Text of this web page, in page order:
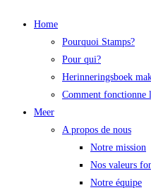
Home
Pourquoi Stamps?
Pour qui?
Herinneringsboek
Comment fonctionne
Meer
A propos de nous
Notre mission
Nos valeurs
Notre équipe